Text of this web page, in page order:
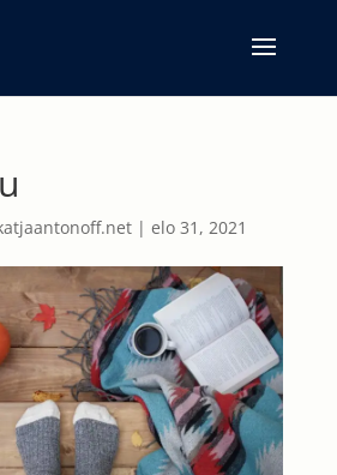
| elo 31, 2021